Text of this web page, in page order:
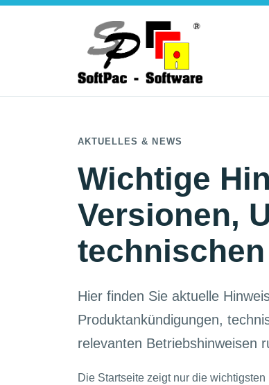
AKTUELLES & NEWS
Wichtige
Versionen,
Hier finden Sie aktuelle
Produktankündigungen,
relevanten Betriebshinweisen
Die Startseite zeigt nur die